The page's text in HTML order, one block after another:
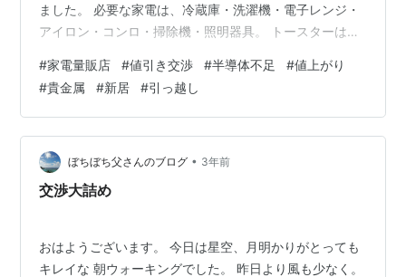
ました。 必要な家電は、冷蔵庫・洗濯機・電子レンジ・
アイロン・コンロ・掃除機・照明器具。 トースターはパ
送り。 炊飯器は夜にお米は食べず、お弁当に必要なぐら
いなので購入せず。 電子レンジでチンして1合が炊けると
いうカップをネットで購入。 上手く炊けるのか不明では
ありますが…。 冷蔵庫と洗濯機以外はサクッと決まりま
した。 いわゆる1人暮らし用の冷蔵庫では小さくて、使い
勝手が悪い。 もちろん3食…
#家電量販店 #値引き交渉 #半導体不足 #値上がり
#貴金属 #新居 #引っ越し
ぼちぼち父さんのブログ • 3年前
交渉大詰め